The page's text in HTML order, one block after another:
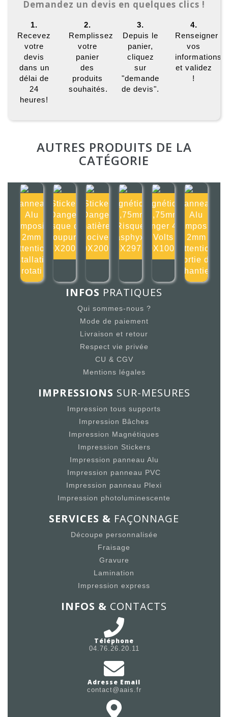
Demandez un devis en quelques clics !
1.
Recevez
votre
devis
dans un
délai de
24
heures!
2.
Remplissez
votre
panier
des
produits
souhaités.
3.
Depuis le
panier,
cliquez
sur
"demande
de devis".
4.
Renseigner
vos
informations
et validez
!
AUTRES PRODUITS DE LA
CATÉGORIE
Panneau
Alu
composite
2mm
Attention
installation
rotati
Sticker
Danger
risque de
coupure
200X200mm
Sticker
Danger
matières
nocives
200X200mm
Magnétique
0,75mm
Risque
d'asphyxie
105X297mm
Magnétique
0,75mm
Danger 400
Volts
100X100mm
Panneau
Alu
composite
2mm
Attention
sortie de
chantier
INFOS PRATIQUES
Qui sommes-nous ?
Mode de paiement
Livraison et retour
Respect vie privée
CU & CGV
Mentions légales
IMPRESSIONS SUR-MESURES
Impression tous supports
Impression Bâches
Impression Magnétiques
Impression Stickers
Impression panneau Alu
Impression panneau PVC
Impression panneau Plexi
Impression photoluminescente
SERVICES & FAÇONNAGE
Découpe personnalisée
Fraisage
Gravure
Lamination
Impression express
INFOS & CONTACTS
Téléphone
04.76.26.20.11
Adresse Email
contact@aais.fr